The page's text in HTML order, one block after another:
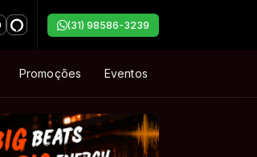
(31) 98586-3239
Promoções Eventos